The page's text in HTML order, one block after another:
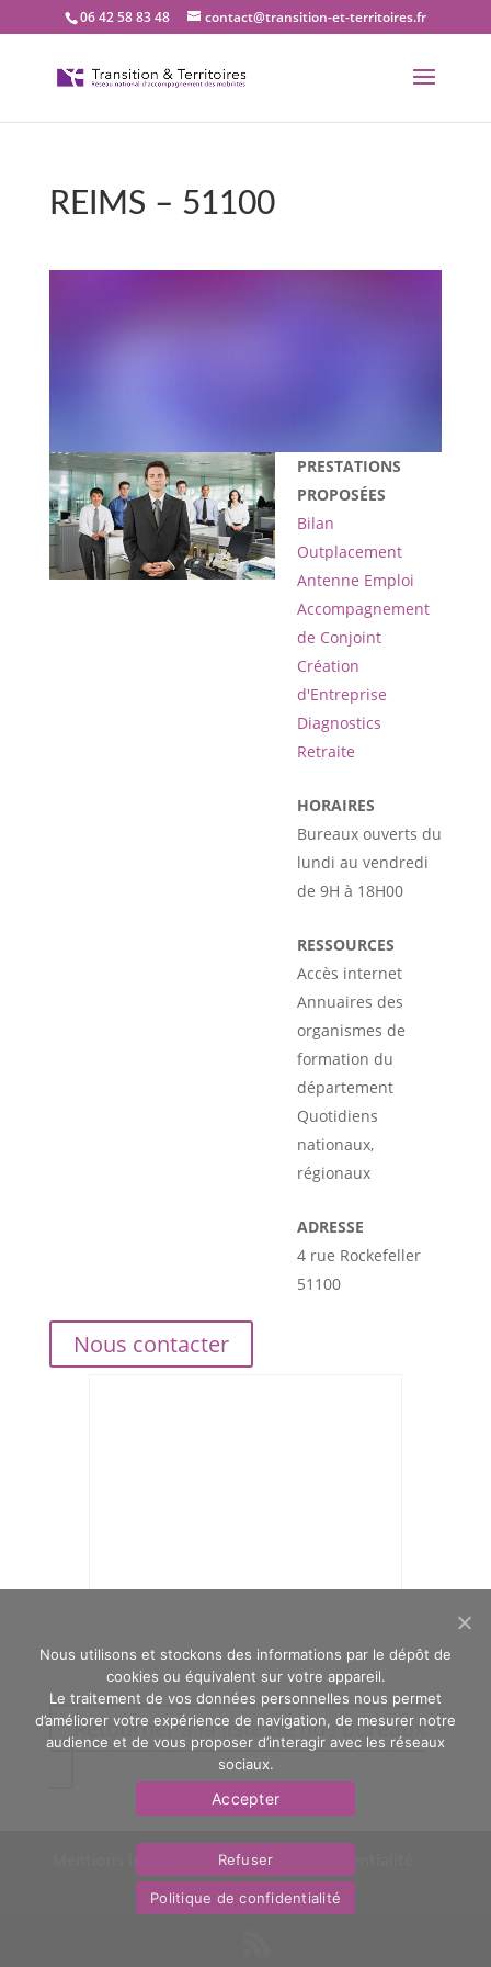
06 42 58 83 48 contact@transition-et-territoires.fr
REIMS – 51100
bureau Transition et
PRESTATIONS
PROPOSÉES
Bilan
Outplacement
Antenne Emploi
Accompagnement
de Conjoint
Création
d'Entreprise
Diagnostics
Retraite
HORAIRES
Bureaux ouverts du
lundi au vendredi
de 9H à 18H00
RESSOURCES
Accès internet
Annuaires des
organismes de
formation du
département
Quotidiens
nationaux,
régionaux
ADRESSE
4 rue Rockefeller
51100
Nous contacter
Retourner à la liste de nos bureaux
Politique de confidentialité
Nous contacter
OasYs
Nous utilisons et stockons des informations par le dépôt de
cookies ou équivalent sur votre appareil.
Le traitement de vos données personnelles nous permet
d’améliorer votre expérience de navigation, de mesurer notre
audience et de vous proposer d’interagir avec les réseaux
sociaux.
Accepter
Refuser
Politique de confidentialité